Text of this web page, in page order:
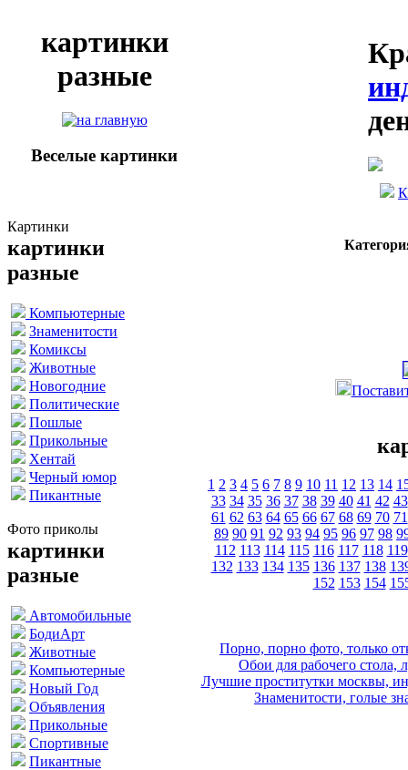
картинки
разные
Веселые картинки
Картинки
картинки
разные
Компьютерные
Знаменитости
Комиксы
Животные
Новогодние
Политические
Пошлые
Прикольные
Хентай
Черный юмор
Пикантные
Фото приколы
картинки
разные
Автомобильные
БодиАрт
Животные
Компьютерные
Новый Год
Объявления
Прикольные
Спортивные
Пикантные
1 2 3 4 5 6 7 8 9 10 11 12 13 14
33 34 35 36 37 38 39 40 41 42 43
61 62 63 64 65 66 67 68 69 70 71
89 90 91 92 93 94 95 96 97 98
112 113 114 115 116 117 118 119
132 133 134 135 136 137 138
152 153 154
Порно, порно фото, только
Обои для рабочего стола,
Лучшие проститутки москвы,
Знаменитости, голые